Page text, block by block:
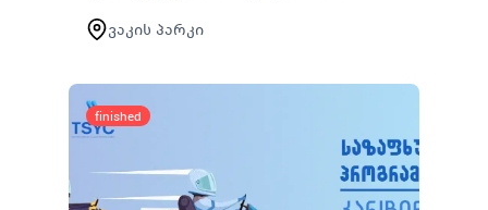
ცენტრის ვაკის პარკის
კორტებით ასობით
ახალგაზრდა ისარგებლებს
აქტივობაში ჩართვის
შემთხვევაში
რეგისტრირებულ…
ვაკის პარკი
finished